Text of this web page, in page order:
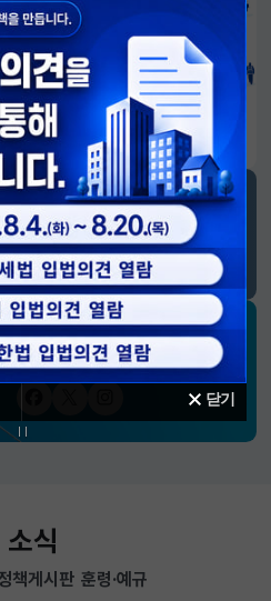
닫기
도약, 모두의 1년
제부 SNS 소식
스북트위터(X)유튜브인스타그램
리더 구윤철 장관의
SNS 채널
식
책게시판 훈령·예규